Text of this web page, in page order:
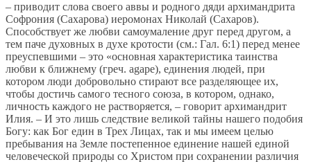
– приводит слова своего аввы и родного дяди архимандрита
Софрония (Сахарова) иеромонах Николай (Сахаров).
Способствует же любви самоумаление друг перед другом, а
тем паче духовных в духе кротости (см.: Гал. 6:1) перед менее
преуспевшими – это «основная характеристика таинства
любви к ближнему (греч. agape), единения людей, при
котором люди добровольно стирают все разделяющее их,
чтобы достичь самого тесного союза, в котором, однако,
личность каждого не растворяется, – говорит архимандрит
Илия. – И это лишь следствие великой тайны нашего подобия
Богу: как Бог един в Трех Лицах, так и мы имеем целью
пребывания на Земле постепенное единение нашей единой
человеческой природы со Христом при сохранении различия